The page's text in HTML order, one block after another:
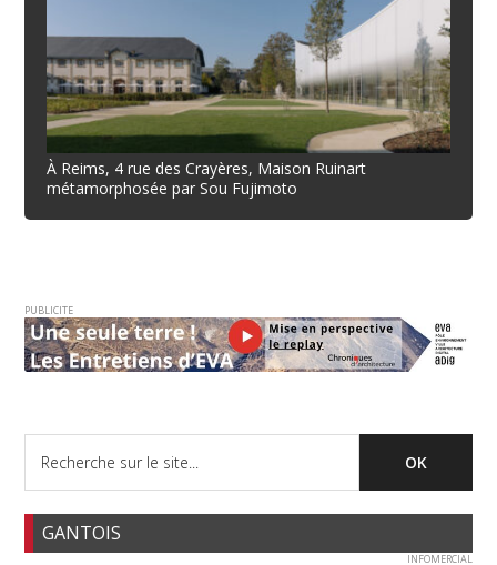
À Reims, 4 rue des Crayères, Maison Ruinart
métamorphosée par Sou Fujimoto
PUBLICITE
GANTOIS
INFOMERCIAL